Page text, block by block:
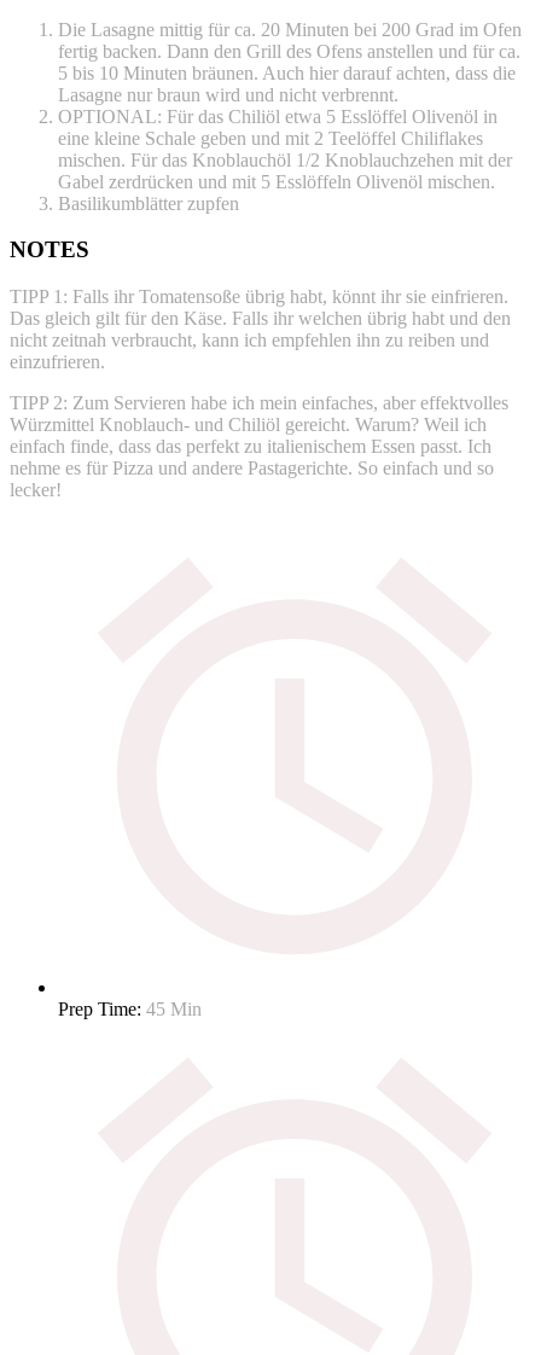
Die Lasagne mittig für ca. 20 Minuten bei 200 Grad im Ofen
fertig backen. Dann den Grill des Ofens anstellen und für ca.
5 bis 10 Minuten bräunen. Auch hier darauf achten, dass die
Lasagne nur braun wird und nicht verbrennt.
OPTIONAL: Für das Chiliöl etwa 5 Esslöffel Olivenöl in
eine kleine Schale geben und mit 2 Teelöffel Chiliflakes
mischen. Für das Knoblauchöl 1/2 Knoblauchzehen mit der
Gabel zerdrücken und mit 5 Esslöffeln Olivenöl mischen.
Basilikumblätter zupfen
NOTES
TIPP 1: Falls ihr Tomatensoße übrig habt, könnt ihr sie einfrieren.
Das gleich gilt für den Käse. Falls ihr welchen übrig habt und den
nicht zeitnah verbraucht, kann ich empfehlen ihn zu reiben und
einzufrieren.
TIPP 2: Zum Servieren habe ich mein einfaches, aber effektvolles
Würzmittel Knoblauch- und Chiliöl gereicht. Warum? Weil ich
einfach finde, dass das perfekt zu italienischem Essen passt. Ich
nehme es für Pizza und andere Pastagerichte. So einfach und so
lecker!
Prep Time: 45 Min